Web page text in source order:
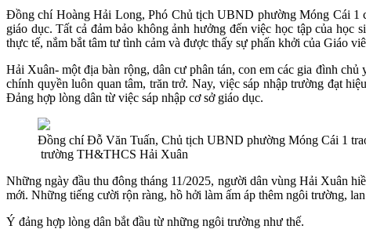
Đồng chí Hoàng Hải Long, Phó Chủ tịch UBND phường Móng Cái 1
giáo dục. Tất cả đảm bảo không ảnh hưởng đến việc học tập của
thực tế, nắm bắt tâm tư tình cảm và được thấy sự phấn khởi của Giáo
Hải Xuân- một địa bàn rộng, dân cư phân tán, con em các gia đình
chính quyền luôn quan tâm, trăn trở. Nay, việc sáp nhập trường đạt
Đảng hợp lòng dân từ việc sáp nhập cơ sở giáo dục.
Đồng chí Đỗ Văn Tuấn, Chủ tịch UBND phường Móng Cái 1
trường TH&THCS Hải Xuân
Những ngày đầu thu đông tháng 11/2025, người dân vùng Hải Xuân
mới. Những tiếng cười rộn ràng, hồ hởi làm ấm áp thêm ngôi trường,
Ý đảng hợp lòng dân bắt đầu từ những ngôi trường như thế.